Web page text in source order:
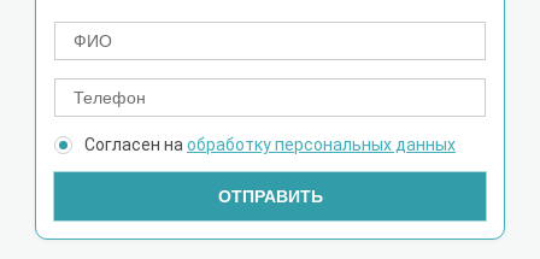
Согласен на обработку персональных данных
ОТПРАВИТЬ